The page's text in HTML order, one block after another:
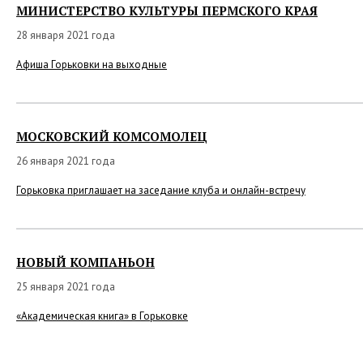
МИНИСТЕРСТВО КУЛЬТУРЫ ПЕРМСКОГО КРАЯ
28 января 2021 года
Афиша Горьковки на выходные
МОСКОВСКИЙ КОМСОМОЛЕЦ
26 января 2021 года
Горьковка приглашает на заседание клуба и онлайн-встречу
НОВЫЙ КОМПАНЬОН
25 января 2021 года
«Академическая книга» в Горьковке